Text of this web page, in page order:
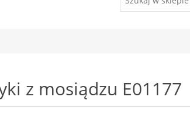
z mosiądzu E01177